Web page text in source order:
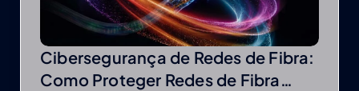
Cibersegurança de Redes de Fibra:
Como Proteger Redes de Fibra